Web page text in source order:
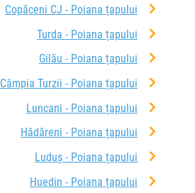
Copăceni CJ - Poiana țapului
Turda - Poiana țapului
Gilău - Poiana țapului
Câmpia Turzii - Poiana țapului
Luncani - Poiana țapului
Hădăreni - Poiana țapului
Luduș - Poiana țapului
Huedin - Poiana țapului